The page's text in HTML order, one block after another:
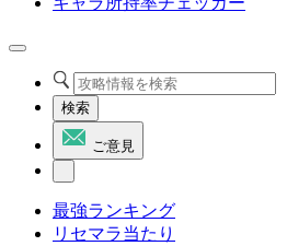
検索
ご意見
最強ランキング
リセマラ当たり